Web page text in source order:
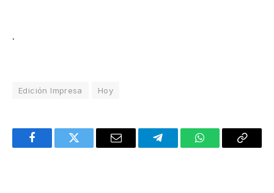
.
Edición Impresa Hoy
FacebookTwitter Email TelegramWhatsAppCopy